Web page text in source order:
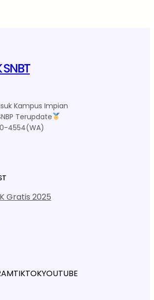
SNBT
Kampus Impian
Terupdate
4554(WA)
Gratis 2025
TIKTOKYOUTUBE